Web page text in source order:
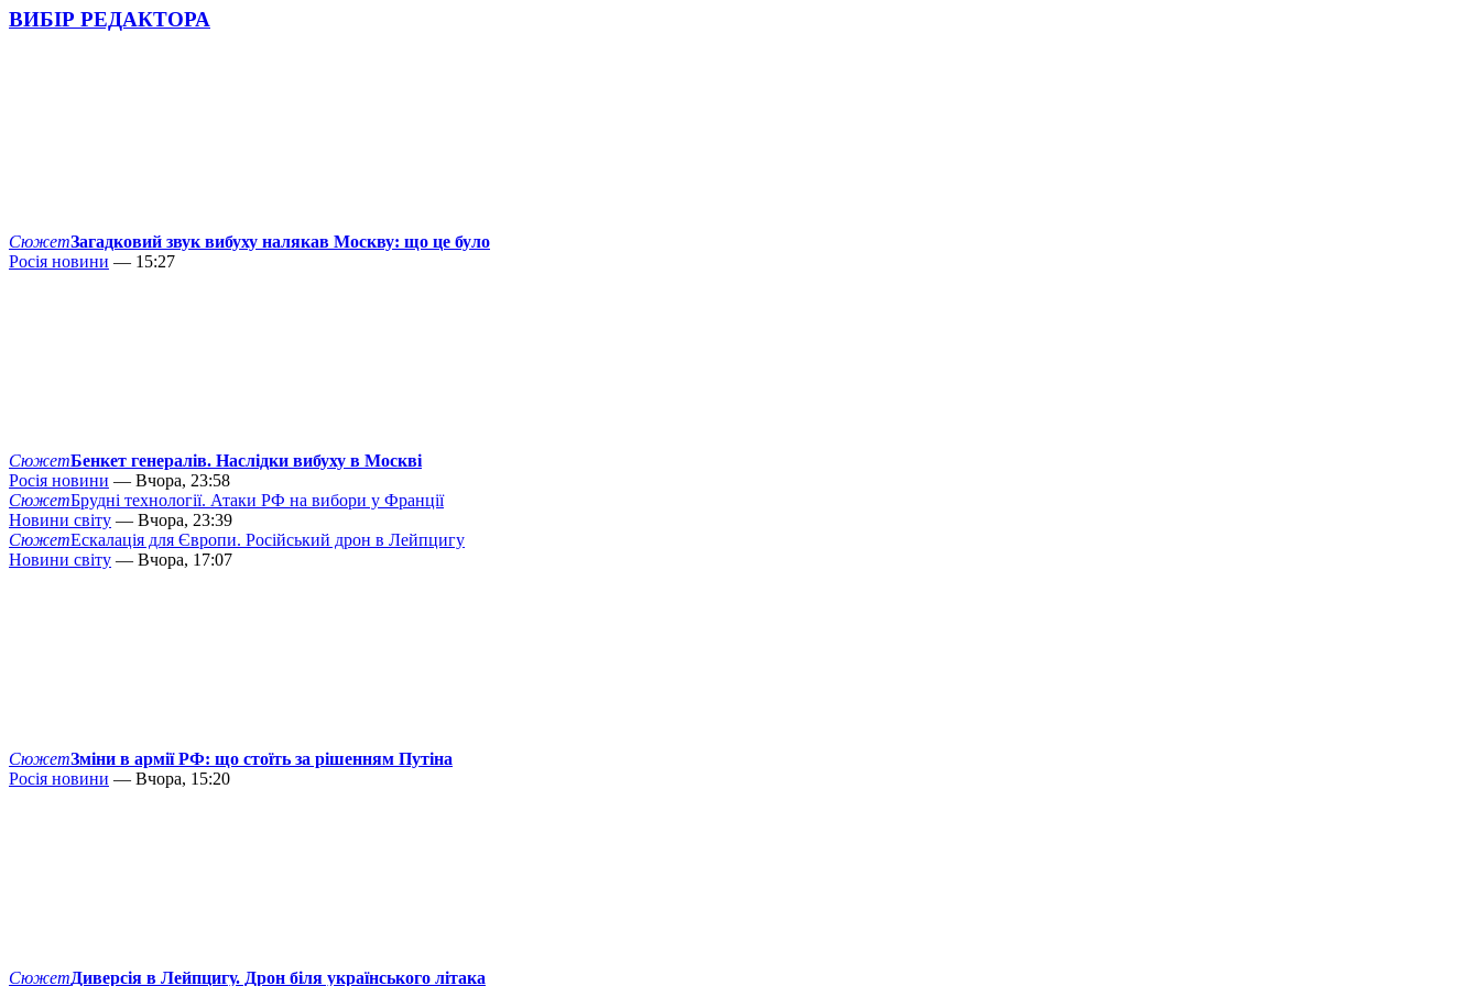
ВИБІР РЕДАКТОРА
СюжетЗагадковий звук вибуху налякав Москву: що це було
Росія новини — 15:27
СюжетБенкет генералів. Наслідки вибуху в Москві
Росія новини — Вчора, 23:58
СюжетБрудні технології. Атаки РФ на вибори у Франції
Новини світу — Вчора, 23:39
СюжетЕскалація для Європи. Російський дрон в Лейпцигу
Новини світу — Вчора, 17:07
СюжетЗміни в армії РФ: що стоїть за рішенням Путіна
Росія новини — Вчора, 15:20
СюжетДиверсія в Лейпцигу. Дрон біля українського літака